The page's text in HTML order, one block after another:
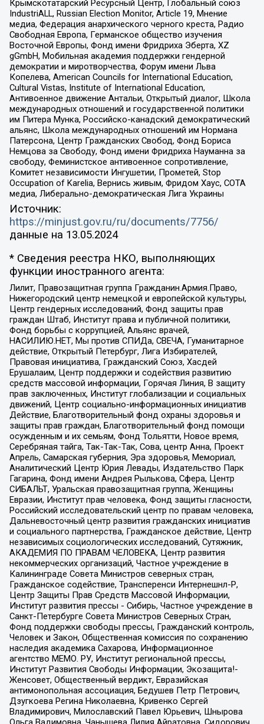
Крымскотатарский Ресурсный Центр, Глобальный союз
IndustriALL, Russian Election Monitor, Article 19, Мнение
медиа, Федерация анархического черного креста, Радио
Свободная Европа, Германское общество изучения
Восточной Европы, Фонд имени Фридриха Эберта, XZ
gGmbH, Мобильная академия поддержки гендерной
демократии и миротворчества, Форум имени Льва
Копелева, American Councils for International Education,
Cultural Vistas, Institute of International Education,
Антивоенное движение Антальи, Открытый диалог, Школа
международных отношений и государственной политики
им Питера Мунка, Российско-канадский демократический
альянс, Школа международных отношений им Нормана
Патерсона, Центр Гражданских Свобод, Фонд Бориса
Немцова за Свободу, Фонд имени Фридриха Науманна за
свободу, Феминистское антивоенное сопротивление,
Комитет независимости Ингушетии, Прометей, Stop
Occupation of Karelia, Вернись живым, Фридом Хаус, СОТА
медиа, Либерально-демократическая Лига Украины
Источник:
https://minjust.gov.ru/ru/documents/7756/
данные на 13.05.2024
* Сведения реестра НКО, выполняющих
функции иностранного агента:
Лилит, Правозащитная группа Гражданин.Армия.Право,
Нижегородский центр немецкой и европейской культуры,
Центр гендерных исследований, Фонд защиты прав
граждан Штаб, Институт права и публичной политики,
Фонд борьбы с коррупцией, Альянс врачей,
НАСИЛИЮ.НЕТ, Мы против СПИДа, СВЕЧА, Гуманитарное
действие, Открытый Петербург, Лига Избирателей,
Правовая инициатива, Гражданский Союз, Хасдей
Ерушалаим, Центр поддержки и содействия развитию
средств массовой информации, Горячая Линия, В защиту
прав заключенных, Институт глобализации и социальных
движений, Центр социально-информационных инициатив
Действие, Благотворительный фонд охраны здоровья и
защиты прав граждан, Благотворительный фонд помощи
осужденным и их семьям, Фонд Тольятти, Новое время,
Серебряная тайга, Так-Так-Так, Сова, центр Анна, Проект
Апрель, Самарская губерния, Эра здоровья, Мемориал,
Аналитический Центр Юрия Левады, Издательство Парк
Гагарина, Фонд имени Андрея Рылькова, Сфера, Центр
СИБАЛЬТ, Уральская правозащитная группа, Женщины
Евразии, Институт прав человека, Фонд защиты гласности,
Российский исследовательский центр по правам человека,
Дальневосточный центр развития гражданских инициатив
и социального партнерства, Гражданское действие, Центр
независимых социологических исследований, Сутяжник,
АКАДЕМИЯ ПО ПРАВАМ ЧЕЛОВЕКА, Центр развития
некоммерческих организаций, Частное учреждение в
Калининграде Совета Министров северных стран,
Гражданское содействие, Трансперенси Интернешнл-Р,
Центр Защиты Прав Средств Массовой Информации,
Институт развития прессы - Сибирь, Частное учреждение в
Санкт-Петербурге Совета Министров Северных Стран,
Фонд поддержки свободы прессы, Гражданский контроль,
Человек и Закон, Общественная комиссия по сохранению
наследия академика Сахарова, Информационное
агентство МЕМО. РУ, Институт региональной прессы,
Институт Развития Свободы Информации, Экозащита!-
Женсовет, Общественный вердикт, Евразийская
антимонопольная ассоциация, Бедушев Петр Петрович,
Дзугкоева Регина Николаевна, Кривенко Сергей
Владимирович, Милославский Павел Юрьевич, Шнырова